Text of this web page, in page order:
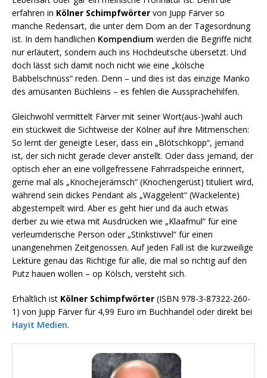
erfahren in Kölner Schimpfwörter von Jupp Färver so
manche Redensart, die unter dem Dom an der Tagesordnung
ist. In dem handlichen Kompendium werden die Begriffe nicht
nur erläutert, sondern auch ins Hochdeutsche übersetzt. Und
doch lässt sich damit noch nicht wie eine „kölsche
Babbelschnüss“ reden. Denn – und dies ist das einzige Manko
des amüsanten Büchleins – es fehlen die Aussprachehilfen.
Gleichwohl vermittelt Färver mit seiner Wort(aus-)wahl auch
ein stückweit die Sichtweise der Kölner auf ihre Mitmenschen:
So lernt der geneigte Leser, dass ein „Blötschkopp“, jemand
ist, der sich nicht gerade clever anstellt. Oder dass jemand, der
optisch eher an eine vollgefressene Fahrradspeiche erinnert,
gerne mal als „Knochejerämsch“ (Knochengerüst) tituliert wird,
während sein dickes Pendant als „Waggelent“ (Wackelente)
abgestempelt wird. Aber es geht hier und da auch etwas
derber zu wie etwa mit Ausdrücken wie „Klaafmul“ für eine
verleumderische Person oder „Stinkstivvel“ für einen
unangenehmen Zeitgenossen. Auf jeden Fall ist die kurzweilige
Lektüre genau das Richtige für alle, die mal so richtig auf den
Putz hauen wollen – op Kölsch, versteht sich.
Erhältlich ist Kölner Schimpfwörter (ISBN 978-3-87322-260-
1) von Jupp Färver für 4,99 Euro im Buchhandel oder direkt bei
Hayit Medien.